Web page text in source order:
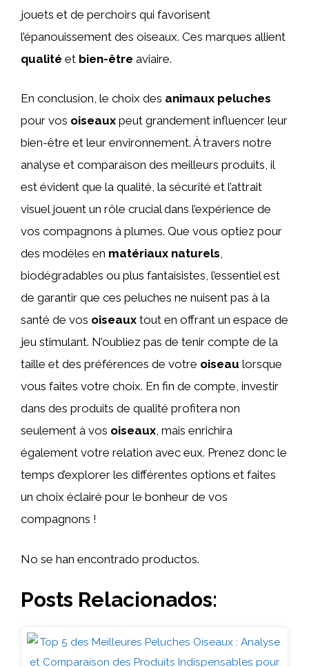
jouets et de perchoirs qui favorisent
l’épanouissement des oiseaux. Ces marques allient
qualité et bien-être aviaire.
En conclusion, le choix des animaux peluches
pour vos oiseaux peut grandement influencer leur
bien-être et leur environnement. À travers notre
analyse et comparaison des meilleurs produits, il
est évident que la qualité, la sécurité et l’attrait
visuel jouent un rôle crucial dans l’expérience de
vos compagnons à plumes. Que vous optiez pour
des modèles en matériaux naturels,
biodégradables ou plus fantaisistes, l’essentiel est
de garantir que ces peluches ne nuisent pas à la
santé de vos oiseaux tout en offrant un espace de
jeu stimulant. N’oubliez pas de tenir compte de la
taille et des préférences de votre oiseau lorsque
vous faites votre choix. En fin de compte, investir
dans des produits de qualité profitera non
seulement à vos oiseaux, mais enrichira
également votre relation avec eux. Prenez donc le
temps d’explorer les différentes options et faites
un choix éclairé pour le bonheur de vos
compagnons !
No se han encontrado productos.
Posts Relacionados: